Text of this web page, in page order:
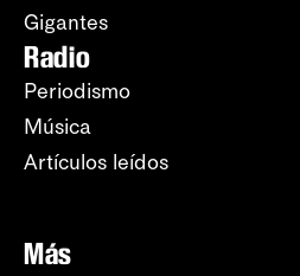
Gigantes
Radio
Periodismo
Música
Artículos leídos
Más